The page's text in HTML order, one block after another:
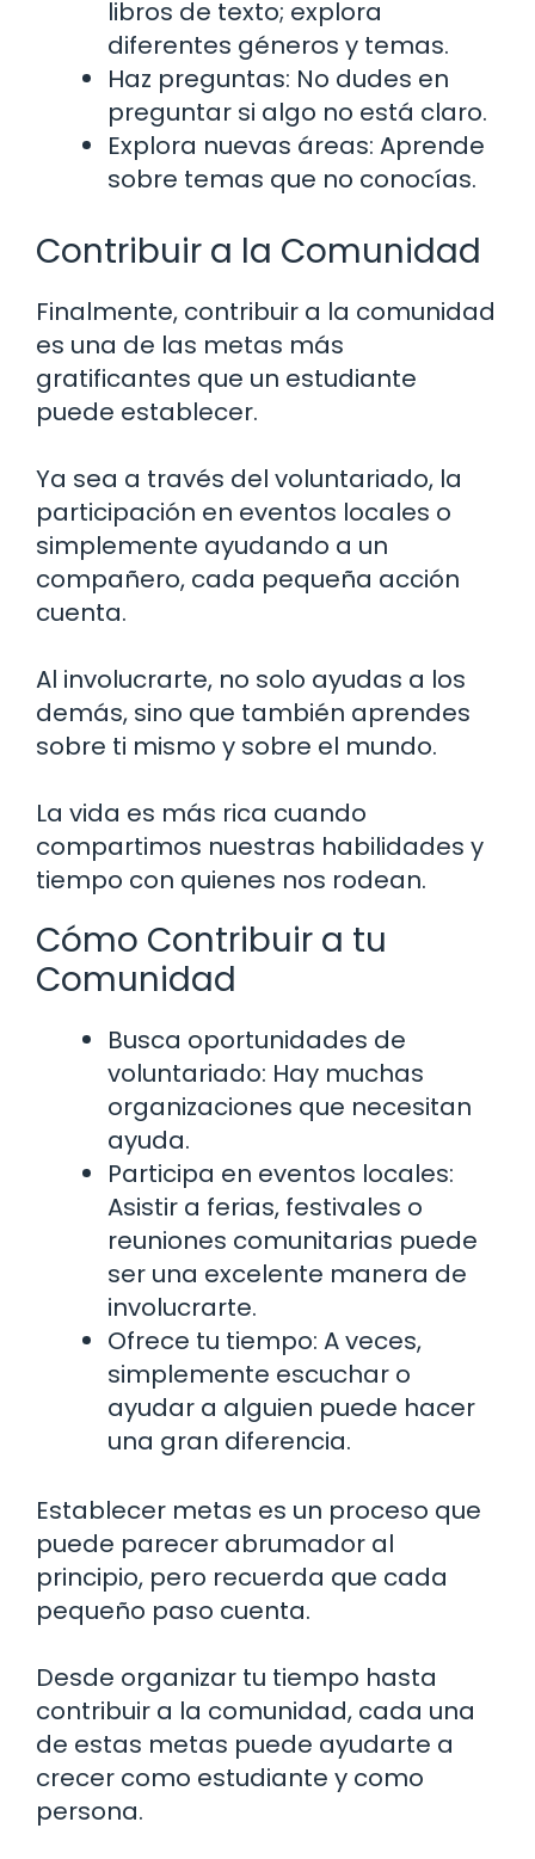
libros de texto; explora
diferentes géneros y temas.
Haz preguntas: No dudes en
preguntar si algo no está claro.
Explora nuevas áreas: Aprende
sobre temas que no conocías.
Contribuir a la Comunidad
Finalmente, contribuir a la comunidad
es una de las metas más
gratificantes que un estudiante
puede establecer.
Ya sea a través del voluntariado, la
participación en eventos locales o
simplemente ayudando a un
compañero, cada pequeña acción
cuenta.
Al involucrarte, no solo ayudas a los
demás, sino que también aprendes
sobre ti mismo y sobre el mundo.
La vida es más rica cuando
compartimos nuestras habilidades y
tiempo con quienes nos rodean.
Cómo Contribuir a tu
Comunidad
Busca oportunidades de
voluntariado: Hay muchas
organizaciones que necesitan
ayuda.
Participa en eventos locales:
Asistir a ferias, festivales o
reuniones comunitarias puede
ser una excelente manera de
involucrarte.
Ofrece tu tiempo: A veces,
simplemente escuchar o
ayudar a alguien puede hacer
una gran diferencia.
Establecer metas es un proceso que
puede parecer abrumador al
principio, pero recuerda que cada
pequeño paso cuenta.
Desde organizar tu tiempo hasta
contribuir a la comunidad, cada una
de estas metas puede ayudarte a
crecer como estudiante y como
persona.